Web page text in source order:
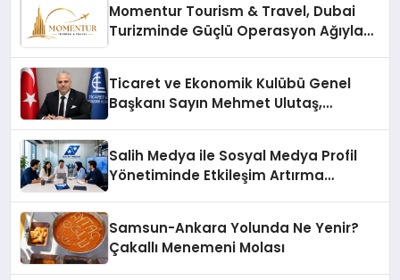
Momentur Tourism & Travel, Dubai
Turizminde Güçlü Operasyon Ağıyla
Ticaret ve Ekonomik Kulübü Genel
Başkanı Sayın Mehmet Ulutaş,
Salih Medya ile Sosyal Medya Profil
Yönetiminde Etkileşim Artırma
Samsun-Ankara Yolunda Ne Yenir?
Çakallı Menemeni Molası